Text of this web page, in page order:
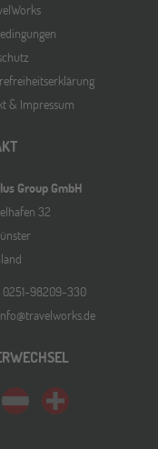
& Impressum
Group GmbH
32
0251-98209-330